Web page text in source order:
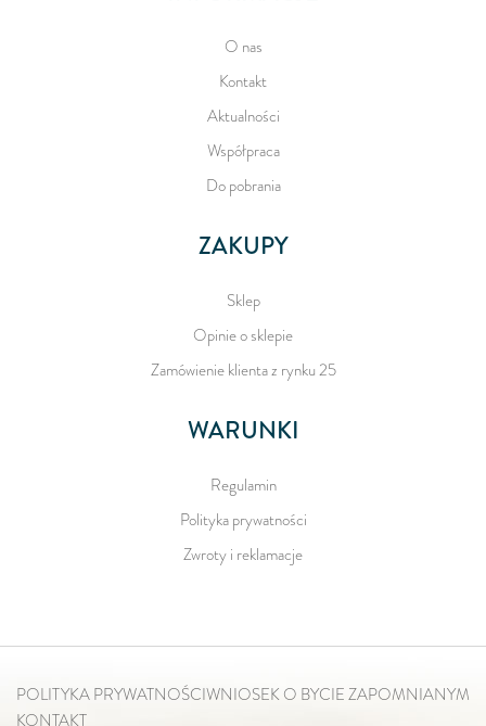
O nas
Kontakt
Aktualności
Współpraca
Do pobrania
ZAKUPY
Sklep
Opinie o sklepie
Zamówienie klienta z rynku 25
WARUNKI
Regulamin
Polityka prywatności
Zwroty i reklamacje
POLITYKA PRYWATNOŚCIWNIOSEK O BYCIE ZAPOMNIANYM
KONTAKT